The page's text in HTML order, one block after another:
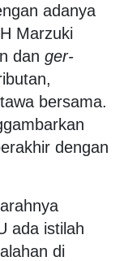
adanya
Marzuki
dan ger-
bersama.
dengan
ada istilah
di